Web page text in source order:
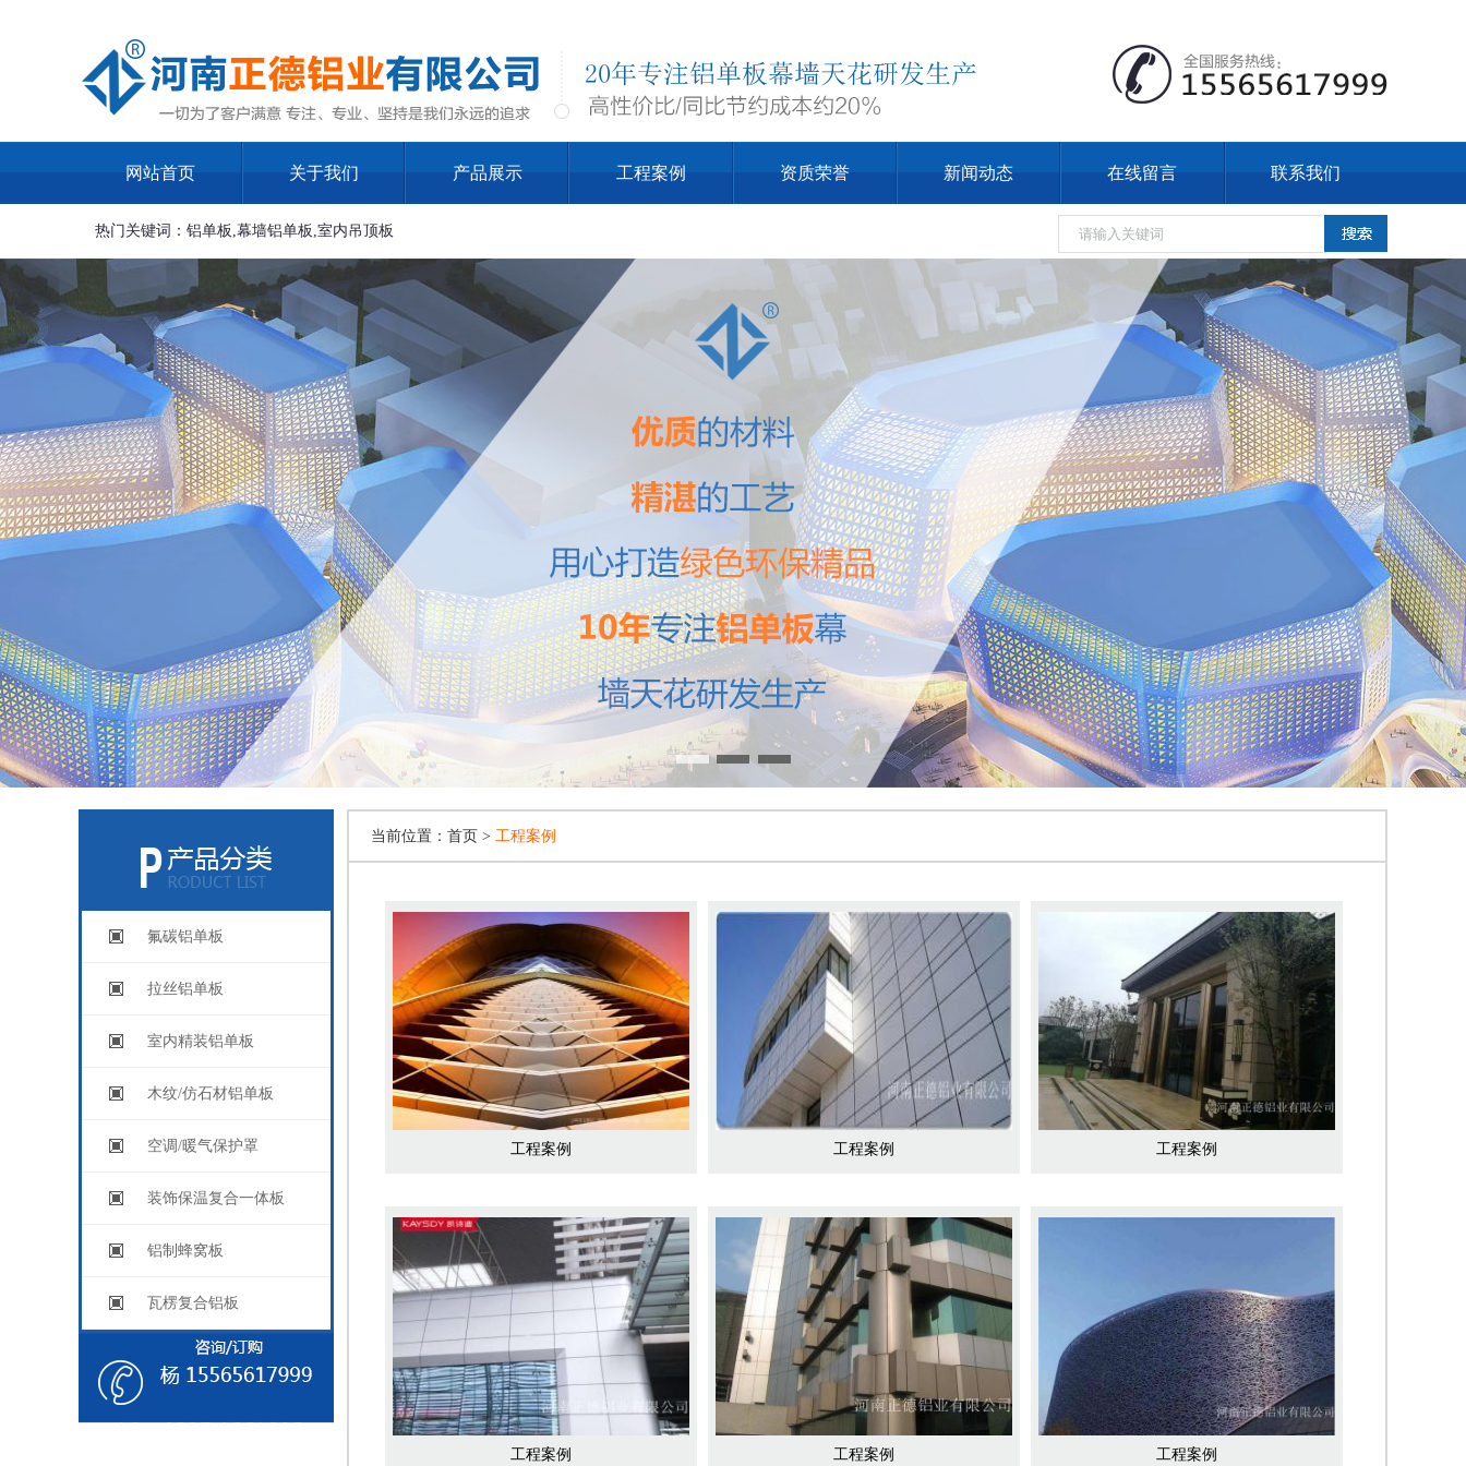
网站首页 关于我们 产品展示 工程案例 资质荣誉 新闻动态 在线留言 联系我们
热门关键词：铝单板,幕墙铝单板,室内吊顶板
氟碳铝单板
拉丝铝单板
室内精装铝单板
木纹/仿石材铝单板
空调/暖气保护罩
装饰保温复合一体板
铝制蜂窝板
瓦楞复合铝板
当前位置： 首页 > 工程案例
工程案例 工程案例 工程案例
工程案例 工程案例 工程案例